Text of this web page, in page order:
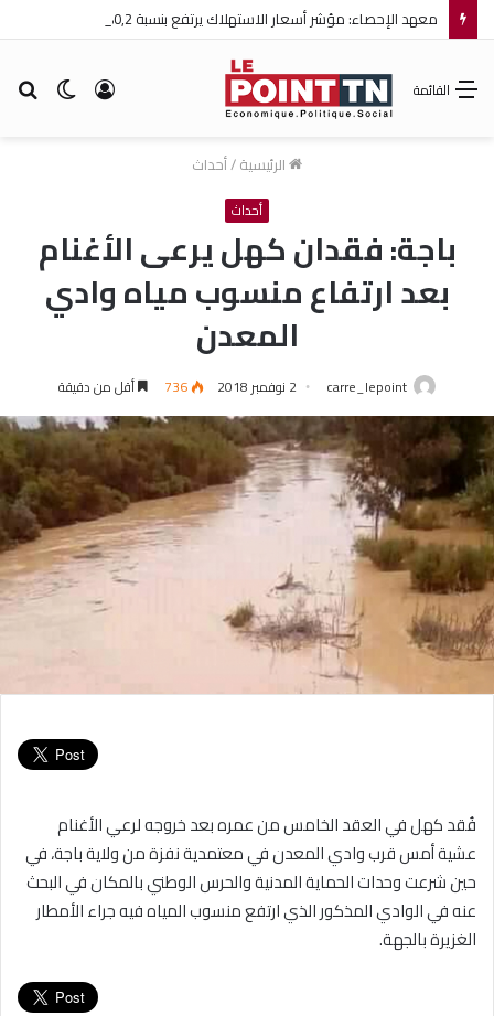
الوضع تسجيل
القائمة
الرئيسية/أحداث
أحداث
باجة: فقدان كهل يرعى الأغنام
بعد ارتفاع منسوب مياه وادي
المعدن
carre_lepoint 2 نوفمبر 2018 736 أقل من دقيقة
فُقد كهل في العقد الخامس من عمره بعد خروجه لرعي الأغنام
عشية أمس قرب وادي المعدن في معتمدية نفزة من ولاية باجة، في
حين شرعت وحدات الحماية المدنية والحرس الوطني بالمكان في البحث
عنه في الوادي المذكور الذي ارتفع منسوب المياه فيه جراء الأمطار
الغزيرة بالجهة.